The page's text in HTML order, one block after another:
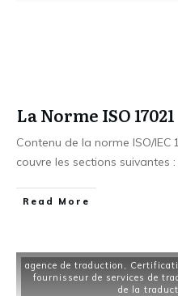
La Norme ISO 17021
Contenu de la norme ISO/IEC
couvre les sections suivantes
Read More
agence de traduction ,
fournisseur de services de
de la